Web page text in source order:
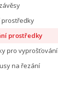
prostředky
prostředky
pro vyprošťování
na řezání